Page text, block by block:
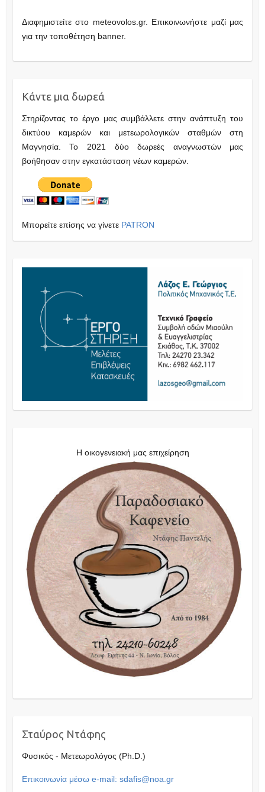
Διαφημιστείτε στο meteovolos.gr. Επικοινωνήστε μαζί μας
για την τοποθέτηση banner.
Κάντε μια δωρεά
Στηρίζοντας το έργο μας συμβάλλετε στην ανάπτυξη του
δικτύου καμερών και μετεωρολογικών σταθμών στη
Μαγνησία. Το 2021 δύο δωρεές αναγνωστών μας
βοήθησαν στην εγκατάσταση νέων καμερών.
Μπορείτε επίσης να γίνετε PATRON
Η οικογενειακή μας επιχείρηση
Σταύρος Ντάφης
Φυσικός - Μετεωρολόγος (Ph.D.)
Επικοινωνία μέσω e-mail: sdafis@noa.gr